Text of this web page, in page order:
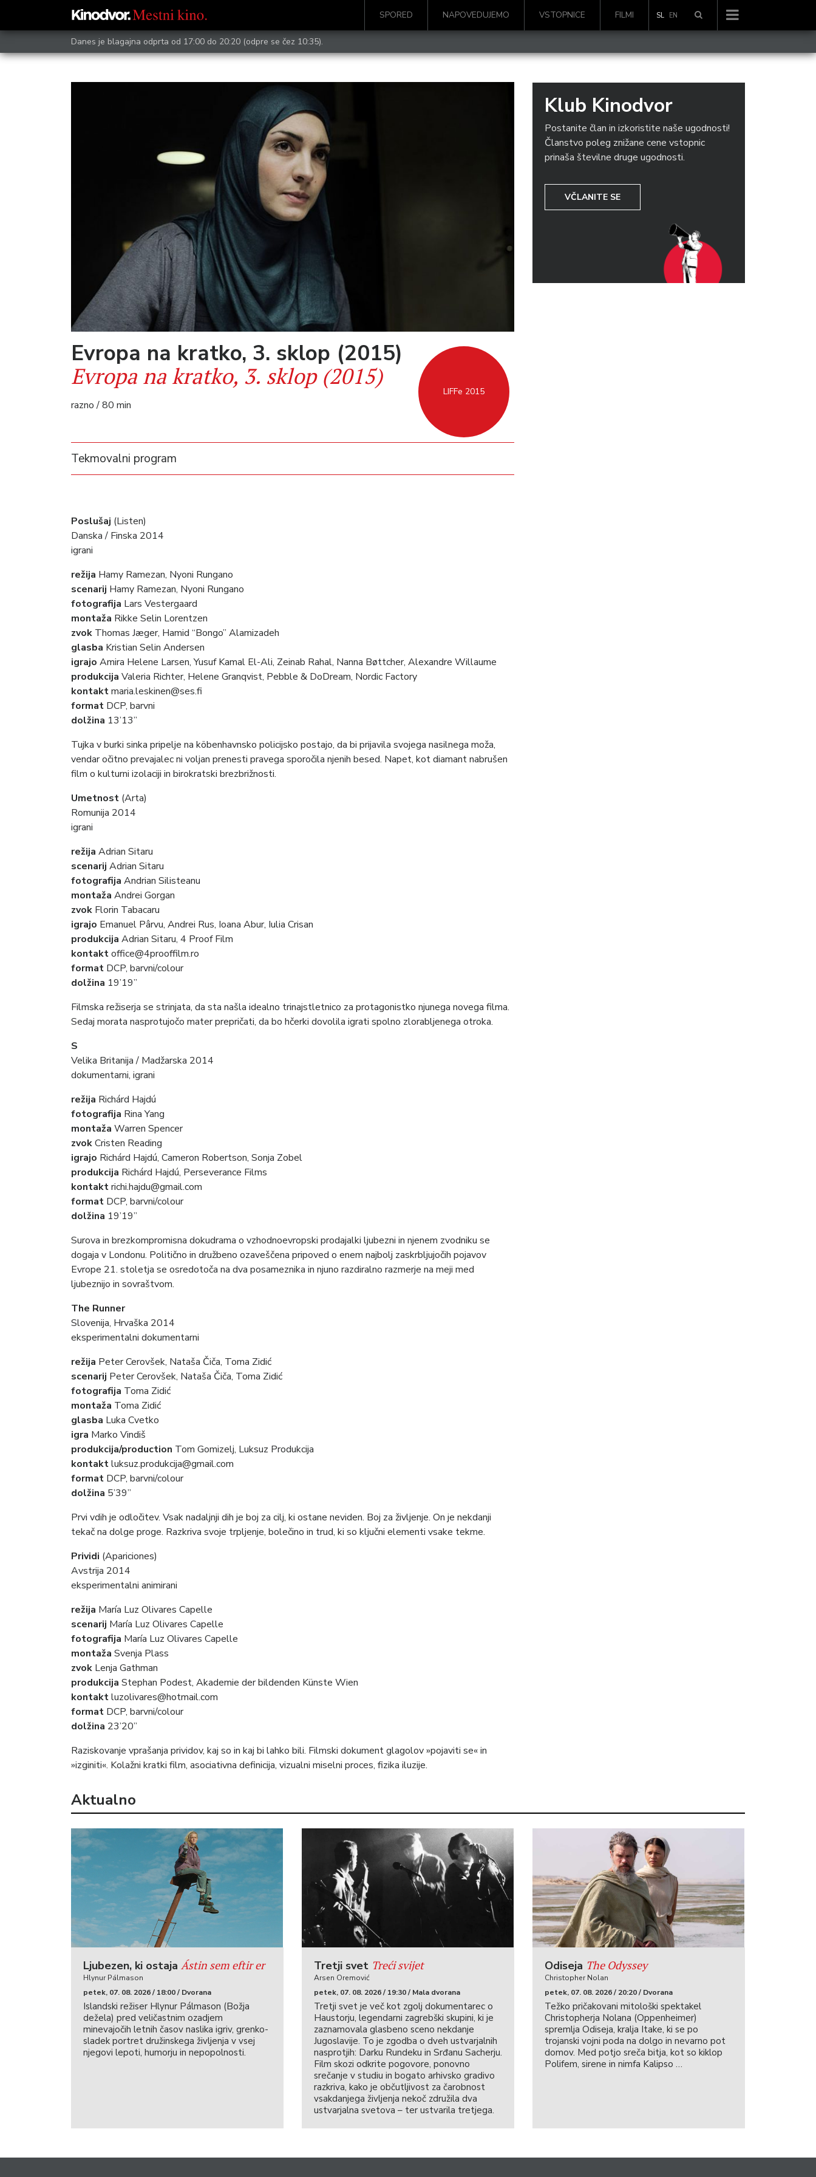
SPORED NAPOVEDUJEMO VSTOPNICE FILMI SL EN
Danes je blagajna odprta od 17:00 do 20:20 (odpre se čez 10:35).
LIFFe 2015
Evropa na kratko, 3. sklop (2015)
Evropa na kratko, 3. sklop (2015)
razno / 80 min
Tekmovalni program
Poslušaj (Listen)
Danska / Finska 2014
igrani
režija Hamy Ramezan, Nyoni Rungano
scenarij Hamy Ramezan, Nyoni Rungano
fotografija Lars Vestergaard
montaža Rikke Selin Lorentzen
zvok Thomas Jæger, Hamid “Bongo” Alamizadeh
glasba Kristian Selin Andersen
igrajo Amira Helene Larsen, Yusuf Kamal El-Ali, Zeinab Rahal, Nanna Bøttcher, Alexandre Willaume
produkcija Valeria Richter, Helene Granqvist, Pebble & DoDream, Nordic Factory
kontaktmaria.leskinen@ses.fi
format DCP, barvni
dolžina 13’13”
Tujka v burki sinka pripelje na köbenhavnsko policijsko postajo, da bi prijavila svojega nasilnega moža,
vendar očitno prevajalec ni voljan prenesti pravega sporočila njenih besed. Napet, kot diamant nabrušen
film o kulturni izolaciji in birokratski brezbrižnosti.
Umetnost (Arta)
Romunija 2014
igrani
režija Adrian Sitaru
scenarij Adrian Sitaru
fotografija Andrian Silisteanu
montaža Andrei Gorgan
zvok Florin Tabacaru
igrajo Emanuel Pârvu, Andrei Rus, Ioana Abur, Iulia Crisan
produkcija Adrian Sitaru, 4 Proof Film
kontaktoffice@4prooffilm.ro
format DCP, barvni/colour
dolžina 19’19”
Filmska režiserja se strinjata, da sta našla idealno trinajstletnico za protagonistko njunega novega filma.
Sedaj morata nasprotujočo mater prepričati, da bo hčerki dovolila igrati spolno zlorabljenega otroka.
S
Velika Britanija / Madžarska 2014
dokumentarni, igrani
režija Richárd Hajdú
fotografija Rina Yang
montaža Warren Spencer
zvokCristen Reading
igrajo Richárd Hajdú, Cameron Robertson, Sonja Zobel
produkcija Richárd Hajdú, Perseverance Films
kontaktrichi.hajdu@gmail.com
format DCP, barvni/colour
dolžina 19’19”
Surova in brezkompromisna dokudrama o vzhodnoevropski prodajalki ljubezni in njenem zvodniku se
dogaja v Londonu. Politično in družbeno ozaveščena pripoved o enem najbolj zaskrbljujočih pojavov
Evrope 21. stoletja se osredotoča na dva posameznika in njuno razdiralno razmerje na meji med
ljubeznijo in sovraštvom.
The Runner
Slovenija, Hrvaška 2014
eksperimentalni dokumentarni
režija Peter Cerovšek, Nataša Čiča, Toma Zidić
scenarij Peter Cerovšek, Nataša Čiča, Toma Zidić
fotografija Toma Zidić
montaža Toma Zidić
glasba Luka Cvetko
igra Marko Vindiš
produkcija/production Tom Gomizelj, Luksuz Produkcija
kontaktluksuz.produkcija@gmail.com
format DCP, barvni/colour
dolžina 5’39”
Prvi vdih je odločitev. Vsak nadaljnji dih je boj za cilj, ki ostane neviden. Boj za življenje. On je nekdanji
tekač na dolge proge. Razkriva svoje trpljenje, bolečino in trud, ki so ključni elementi vsake tekme.
Prividi (Apariciones)
Avstrija 2014
eksperimentalni animirani
režija María Luz Olivares Capelle
scenarij María Luz Olivares Capelle
fotografija María Luz Olivares Capelle
montaža Svenja Plass
zvok Lenja Gathman
produkcija Stephan Podest, Akademie der bildenden Künste Wien
kontaktluzolivares@hotmail.com
format DCP, barvni/colour
dolžina 23’20”
Raziskovanje vprašanja prividov, kaj so in kaj bi lahko bili. Filmski dokument glagolov »pojaviti se« in
»izginiti«. Kolažni kratki film, asociativna definicija, vizualni miselni proces, fizika iluzije.
Klub Kinodvor
Postanite član in izkoristite naše ugodnosti!
Članstvo poleg znižane cene vstopnic
prinaša številne druge ugodnosti.
VČLANITE SE
Aktualno
Ljubezen, ki ostaja Ástin sem eftir er
Hlynur Pálmason
petek, 07. 08. 2026 / 18:00 / Dvorana
Islandski režiser Hlynur Pálmason (Božja
dežela) pred veličastnim ozadjem
minevajočih letnih časov naslika igriv, grenko-
sladek portret družinskega življenja v vsej
njegovi lepoti, humorju in nepopolnosti.
Tretji svet Treći svijet
Arsen Oremović
petek, 07. 08. 2026 / 19:30 / Mala dvorana
Tretji svet je več kot zgolj dokumentarec o
Haustorju, legendarni zagrebški skupini, ki je
zaznamovala glasbeno sceno nekdanje
Jugoslavije. To je zgodba o dveh ustvarjalnih
nasprotjih: Darku Rundeku in Srđanu Sacherju.
Film skozi odkrite pogovore, ponovno
srečanje v studiu in bogato arhivsko gradivo
razkriva, kako je občutljivost za čarobnost
vsakdanjega življenja nekoč združila dva
ustvarjalna svetova – ter ustvarila tretjega.
Odiseja The Odyssey
Christopher Nolan
petek, 07. 08. 2026 / 20:20 / Dvorana
Težko pričakovani mitološki spektakel
Christopherja Nolana (Oppenheimer)
spremlja Odiseja, kralja Itake, ki se po
trojanski vojni poda na dolgo in nevarno pot
domov. Med potjo sreča bitja, kot so kiklop
Polifem, sirene in nimfa Kalipso …